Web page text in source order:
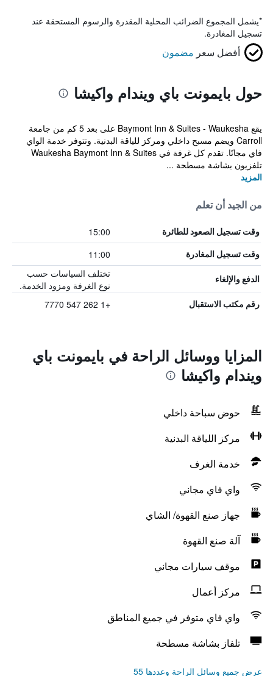
*يشمل المجموع الضرائب المحلية المقدرة والرسوم المستحقة عند
تسجيل المغادرة.
أفضل سعر مضمون
حول بايمونت باي ويندام واكيشا
يقع Baymont Inn & Suites - Waukesha على بعد 5 كم من جامعة
Carroll ويضم مسبح داخلي ومركز للياقة البدنية. وتتوفر خدمة الواي
فاي مجانًا. تقدم كل غرفة في Waukesha Baymont Inn & Suites
تلفزيون بشاشة مسطحة ...
المزيد
من الجيد أن تعلم
وقت تسجيل الصعود للطائرة 15:00
وقت تسجيل المغادرة 11:00
الدفع والإلغاء
تختلف السياسات حسب
نوع الغرفة ومزود الخدمة.
رقم مكتب الاستقبال +1 262 547 7770
المزايا ووسائل الراحة في بايمونت باي
ويندام واكيشا
حوض سباحة داخلي
مركز اللياقة البدنية
خدمة الغرف
واي فاي مجاني
جهاز صنع القهوة/ الشاي
آلة صنع القهوة
موقف سيارات مجاني
مركز أعمال
واي فاي متوفر في جميع المناطق
تلفاز بشاشة مسطحة
عرض جميع وسائل الراحة وعددها 55